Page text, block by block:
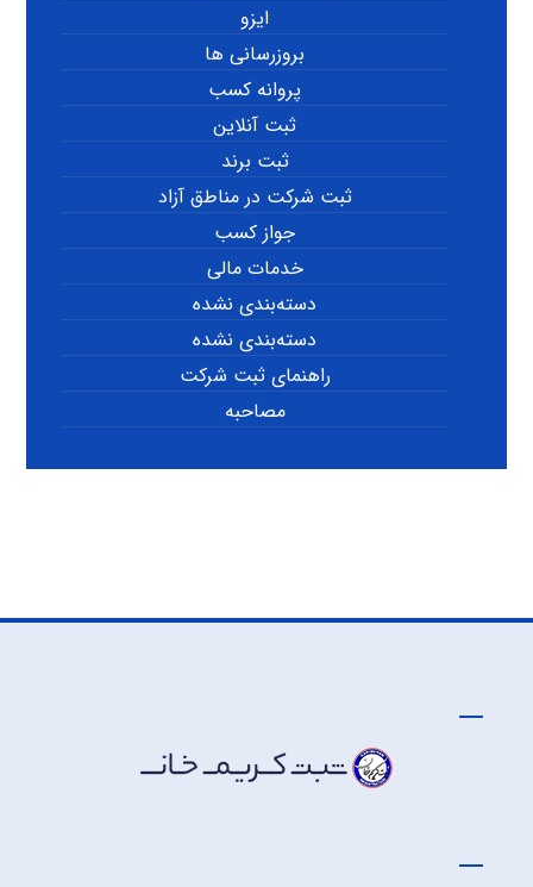
ایزو
بروزرسانی ها
پروانه کسب
ثبت آنلاین
ثبت برند
ثبت شرکت در مناطق آزاد
جواز کسب
خدمات مالی
دسته‌بندی نشده
دسته‌بندی نشده
راهنمای ثبت شرکت
مصاحبه